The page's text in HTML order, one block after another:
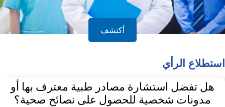
أكتشف
استطلاع الرأي
هل تفضل استشارة مصادر طبية معترف بها أو
مدونات شخصية للحصول على نصائح صحية؟